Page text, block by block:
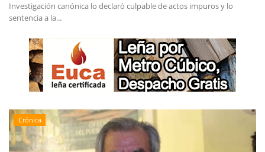
Investigación canónica lo declaró culpable de actos impuros y lo
sentencia a la...
Crónica